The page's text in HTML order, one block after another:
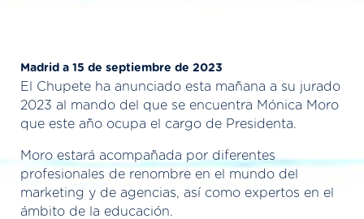
Madrid a 15 de septiembre de 2023
El Chupete ha anunciado esta mañana a su jurado
2023 al mando del que se encuentra Mónica Moro
que este año ocupa el cargo de Presidenta.
Moro estará acompañada por diferentes
profesionales de renombre en el mundo del
marketing y de agencias, así como expertos en el
ámbito de la educación.